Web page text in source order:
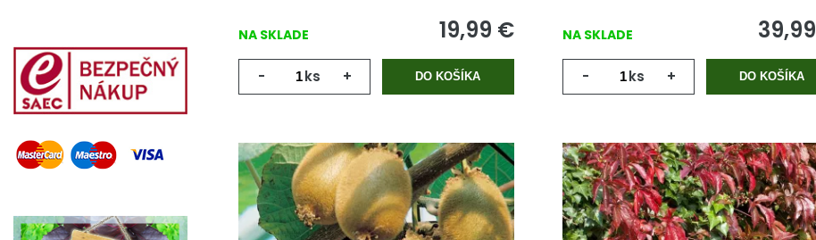
NA SKLADE 19,99 €
- ks + DO KOŠÍKA
NA SKLADE 39,99
- ks + DO KOŠÍKA